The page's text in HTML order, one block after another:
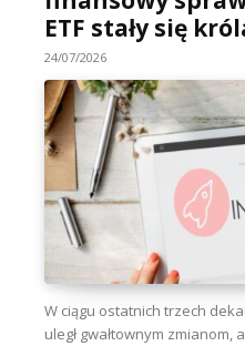
ETF stały się
24/07/2026
W ciągu ostatnich trzech
uległ gwałtownym zmianom,